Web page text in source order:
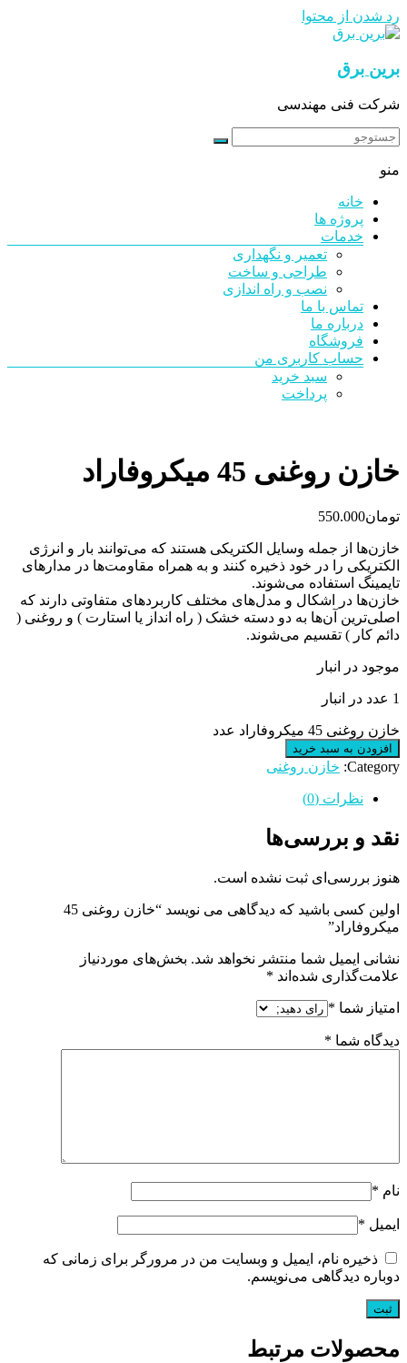
رد شدن از محتوا
برین برق
شرکت فنی مهندسی
منو
خانه
پروژه ها
خدمات
تعمیر و نگهداری
طراحی و ساخت
نصب و راه اندازی
تماس با ما
درباره ما
فروشگاه
حساب کاربری من
سبد خرید
پرداخت
خازن روغنی 45 میکروفاراد
تومان550.000
خازن‌ها از جمله وسایل الکتریکی هستند که می‌توانند بار و انرژی
الکتریکی را در خود ذخیره کنند و به همراه مقاومت‌ها در مدارهای
تایمینگ استفاده می‌شوند.
خازن‌ها در اشکال و مدل‌های مختلف کاربردهای متفاوتی دارند که
اصلی‌ترین آن‌ها به دو دسته خشک ( راه انداز یا استارت ) و روغنی (
دائم کار ) تقسیم می‌شوند.
موجود در انبار
1 عدد در انبار
خازن روغنی 45 میکروفاراد عدد
افزودن به سبد خرید
Category: خازن روغنی
نظرات (0)
نقد و بررسی‌ها
هنوز بررسی‌ای ثبت نشده است.
اولین کسی باشید که دیدگاهی می نویسد “خازن روغنی 45
میکروفاراد”
نشانی ایمیل شما منتشر نخواهد شد. بخش‌های موردنیاز
علامت‌گذاری شده‌اند *
امتیاز شما *
دیدگاه شما *
نام *
ایمیل *
ذخیره نام، ایمیل و وبسایت من در مرورگر برای زمانی که
دوباره دیدگاهی می‌نویسم.
محصولات مرتبط